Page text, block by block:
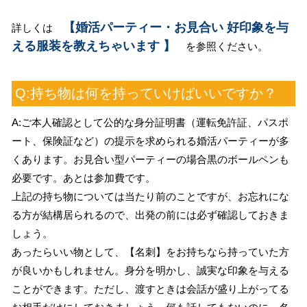
詳しくは
【婚活パーティー・お見合い 好印象を与
える服装を教えちゃいます 】
を参照ください。
Q:持ち物は何を持っていけばいいですか？
A:ご本人確認として公的な身分証明書（運転免許証、パスポ
ート、保険証など）の提示を求められる婚活パーティーが多
くあります。お見合い型パーティーの場合黒のボールペンも
必要です。あとは参加費です。
上記の持ち物については当たり前のことですが、お忘れにな
る方が結構居られるので、出発の前には必ず確認しておきま
しょう。
あったらいい物として、【名刺】をお持ちなら持っていた方
が良いかもしれません。身分を明かし、誠実な印象を与える
ことができます。ただし、渡すときは会話が盛り上がってる